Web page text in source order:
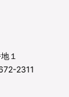
１
2311